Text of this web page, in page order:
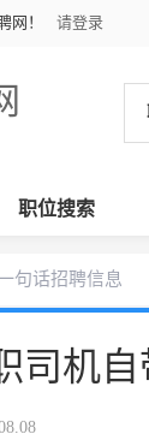
网！ 请登录
职位搜索
句话招聘信息
司机